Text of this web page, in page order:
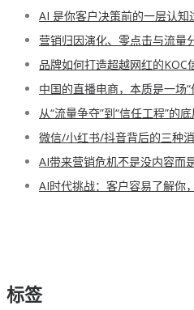
AI 是你客户决策前的一层认知
营销归因演化、零点击与流量
品牌如何打造超越网红的KOC
中国的直播电商，本质是一场“
从“流量争夺”到“信任工程”的
微信/小红书/抖音背后的三种
AI带来营销危机不是没内容而
AI时代挑战：客户容易了解你
标签